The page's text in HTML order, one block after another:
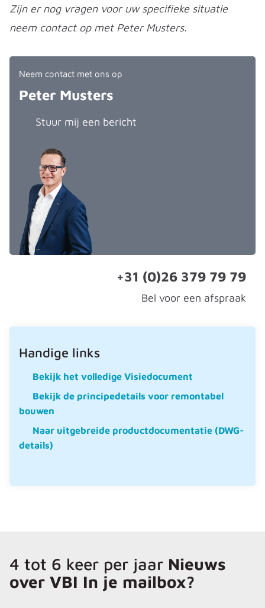
Zijn er nog vragen voor uw specifieke situatie
neem contact op met Peter Musters.
Neem contact met ons op
Peter Musters
Stuur mij een bericht
+31 (0)26 379 79 79
Bel voor een afspraak
Handige links
Bekijk het volledige Visiedocument
Bekijk de principedetails voor remontabel
bouwen
Naar uitgebreide productdocumentatie (DWG-
details)
4 tot 6 keer per jaar Nieuws
over VBI In je mailbox?